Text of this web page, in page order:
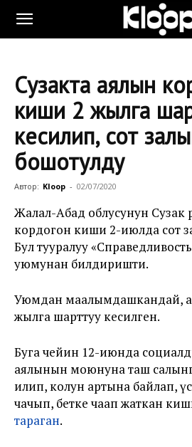
Сузакта аялын
киши 2 жылга
кесилип, сот
бошотулду
Автор: Kloop - 02/07/2020
Жалал-Абад облусунун Сузак
кордогон киши 2-июлда сот
Бул тууралуу
уюмунан билдиришти.
Уюмдан маалымдашкандай,
жылга шарттуу кесилген.
Буга чейин 12-июнда
аялынын моюнуна таш
илип, колун артына байлап,
чачып, бетке чаап жаткан
тараган.